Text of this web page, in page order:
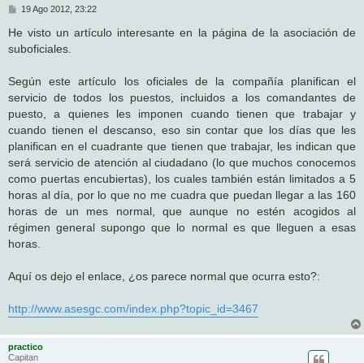
M
n
s
a
19 Ago 2012, 23:22
He visto un artículo interesante en la página de la asociación de
suboficiales.
Según este artículo los oficiales de la compañía planifican el
servicio de todos los puestos, incluidos a los comandantes de
puesto, a quienes les imponen cuando tienen que trabajar y
cuando tienen el descanso, eso sin contar que los días que les
planifican en el cuadrante que tienen que trabajar, les indican que
será servicio de atención al ciudadano (lo que muchos conocemos
como puertas encubiertas), los cuales también están limitados a 5
horas al día, por lo que no me cuadra que puedan llegar a las 160
horas de un mes normal, que aunque no estén acogidos al
régimen general supongo que lo normal es que lleguen a esas
horas.
Aquí os dejo el enlace, ¿os parece normal que ocurra esto?:
http://www.asesgc.com/index.php?topic_id=3467
practico
Capitan